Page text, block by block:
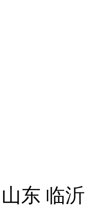
东 临沂